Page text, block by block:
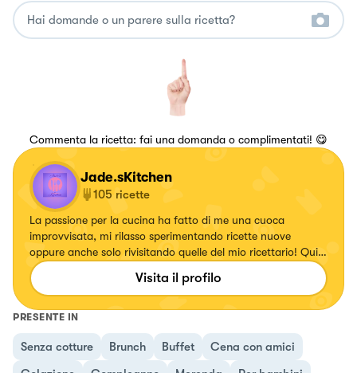
Commenta la ricetta: fai una domanda o complimentati! 😋
Jade.sKitchen
105 ricette
La passione per la cucina ha fatto di me una cuoca
improvvisata, mi rilasso sperimentando ricette nuove
oppure anche solo rivisitando quelle del mio ricettario! Qui
potete trovarne una vasta scelta🤗
Visita il profilo
PRESENTE IN
Senza cotture Brunch Buffet
Cena con amici